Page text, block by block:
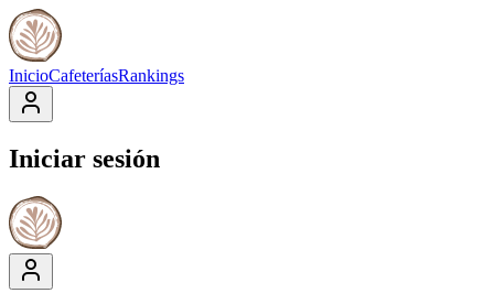
InicioCafeteríasRankings
Iniciar sesión